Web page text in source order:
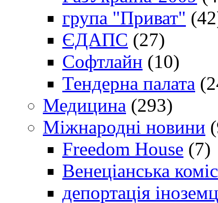
група "Приват"
ЄДАПС (27)
Софтлайн (10)
Тендерна палата
Медицина (293)
Міжнародні новини
Freedom House (7)
Венеціанська
депортація